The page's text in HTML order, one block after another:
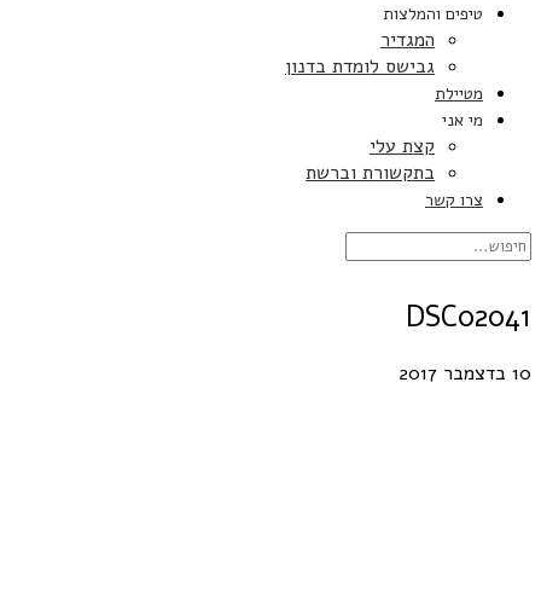
טיפים והמלצות
המגדיר
גבישס לומדת בדנון
מטיילת
מי אני
קצת עלי
בתקשורת וברשת
צרו קשר
DSC02041
10 בדצמבר 2017